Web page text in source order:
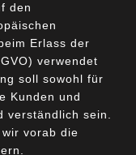
Insbesondere
oder der
im Umfeld von
ausschließlich auf
Hier
Markt. Diese
den
Erlass der
verwendet
soll sowohl für
Kunden und
verständlich sein.
vorab die